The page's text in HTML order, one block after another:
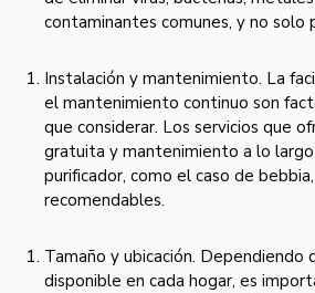
contaminantes comunes, y no solo
Instalación y mantenimiento. La
el mantenimiento continuo son
que considerar. Los servicios que
gratuita y mantenimiento a lo
purificador, como el caso de
recomendables.
Tamaño y ubicación. Dependiendo
disponible en cada hogar, es